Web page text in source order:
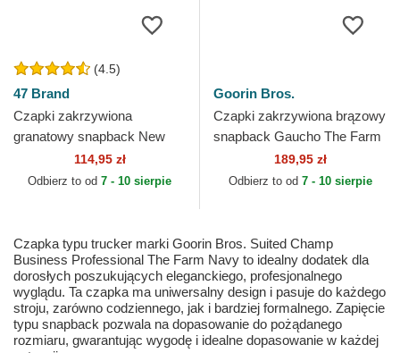
(4.5)
47 Brand
Czapki zakrzywiona
granatowy snapback New
York Yankees MLB 47 Brand
114,95 zł
Odbierz to od 7 - 10 sierpie
Goorin Bros.
Czapki zakrzywiona brązowy
snapback Gaucho The Farm
Goorin Bros.189,95 zł
Odbierz to od 7 - 10 sierpie
Czapka typu trucker marki Goorin Bros. Suited Champ
Business Professional The Farm Navy to idealny dodatek dla
dorosłych poszukujących eleganckiego, profesjonalnego
wyglądu. Ta czapka ma uniwersalny design i pasuje do każdego
stroju, zarówno codziennego, jak i bardziej formalnego. Zapięcie
typu snapback pozwala na dopasowanie do pożądanego
rozmiaru, gwarantując wygodę i idealne dopasowanie w każdej